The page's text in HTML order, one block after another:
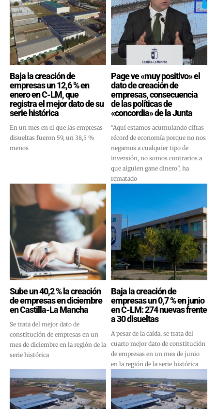
Baja la creación de
empresas un 12,6 % en
enero en C-LM, que
registra el mejor dato de su
serie histórica
En un mes en el que las empresas
disueltas fueron 59, un 38,5 %
menos
Page ve «muy positivo» el
dato de creación de
empresas, consecuencia
de las políticas de
«concordia» de la Junta
"Aquí estamos acumulando cifras
récord de economía porque no nos
negamos a cualquier tipo de
inversión, no somos contrarios a
que alguien gane dinero", ha
rematado
Sube un 40,2 % la creación
de empresas en diciembre
en Castilla-La Mancha
Se trata del mejor dato de
constitución de empresas en un
mes de diciembre en la región de la
serie histórica
Baja la creación de
empresas un 0,7 % en junio
en C-LM: 274 nuevas frente
a 30 disueltas
A pesar de la caída, se trata del
cuarto mejor dato de constitución
de empresas en un mes de junio
en la región de la serie histórica